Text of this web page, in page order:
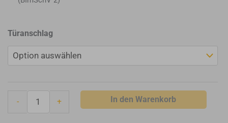
Türanschlag
-
Primo
Frontkamin
F
Menge
+ In den Warenkorb